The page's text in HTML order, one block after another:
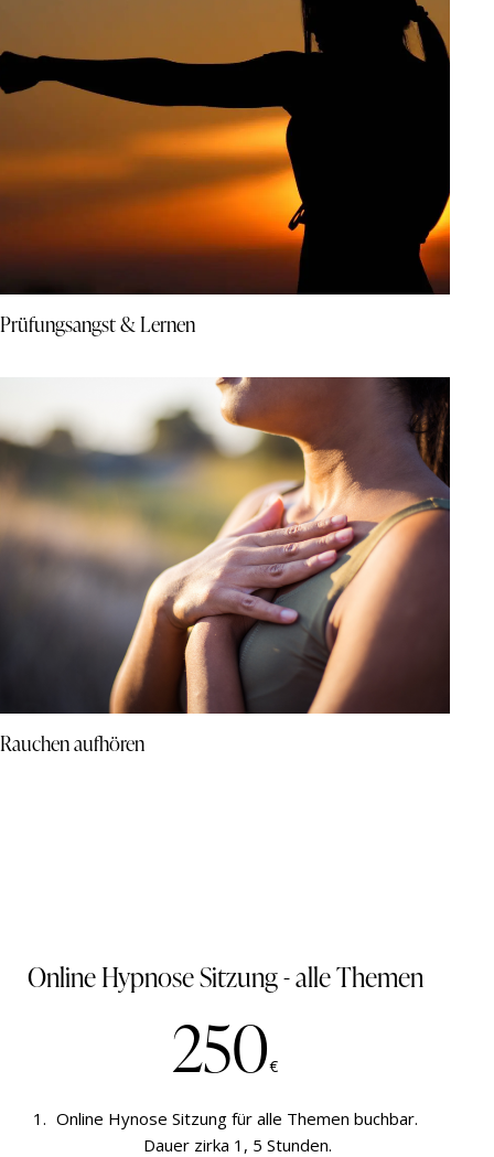
Prüfungsangst & Lernen
Rauchen aufhören
Online Hypnose Sitzung - alle Themen
250€
Online Hynose Sitzung für alle Themen buchbar.
Dauer zirka 1, 5 Stunden.